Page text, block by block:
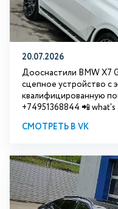
20.07.2026
Дооснастили BMW Х7
сцепное устройство с
квалифицированную
+74951368844 📲
СМОТРЕТЬ В VK